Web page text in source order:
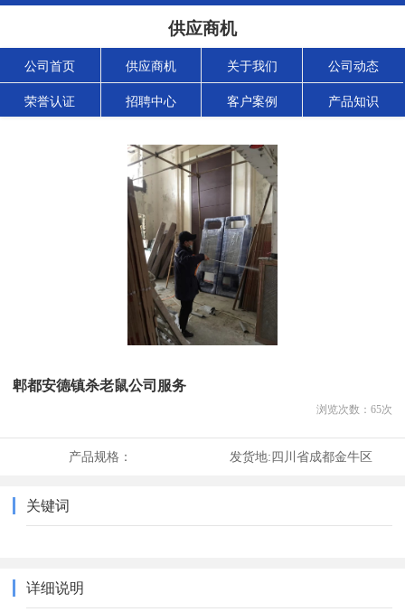
供应商机
公司首页 供应商机 关于我们 公司动态
荣誉认证 招聘中心 客户案例 产品知识
郫都安德镇杀老鼠公司服务
浏览次数： 65次
产品规格： 发货地:四川省成都金牛区
关键词
详细说明